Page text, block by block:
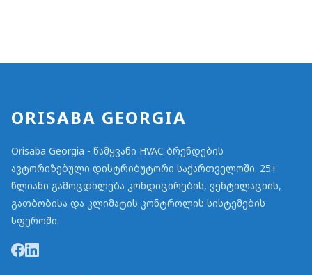
ORISABA GEORGIA
Orisaba Georgia - წამყვანი HVAC ბრენდების
ავტორიზებული დისტრიბუტორი საქართველოში. 25+
წლიანი გამოცდილება კონდიცირების, ვენტილაციის,
გათბობისა და კლიმატის კონტროლის სისტემების
სფეროში.